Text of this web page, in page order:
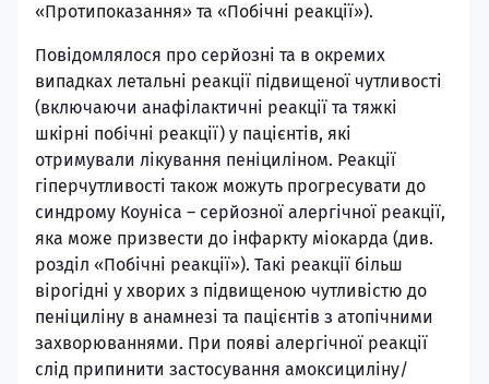
«Протипоказання» та «Побічні реакції»).
Повідомлялося про серйозні та в окремих
випадках летальні реакції підвищеної чутливості
(включаючи анафілактичні реакції та тяжкі
шкірні побічні реакції) у пацієнтів, які
отримували лікування пеніциліном. Реакції
гіперчутливості також можуть прогресувати до
синдрому Коуніса – серйозної алергічної реакції,
яка може призвести до інфаркту міокарда (див.
розділ «Побічні реакції»). Такі реакції більш
вірогідні у хворих з підвищеною чутливістю до
пеніциліну в анамнезі та пацієнтів з атопічними
захворюваннями. При появі алергічної реакції
слід припинити застосування амоксициліну/